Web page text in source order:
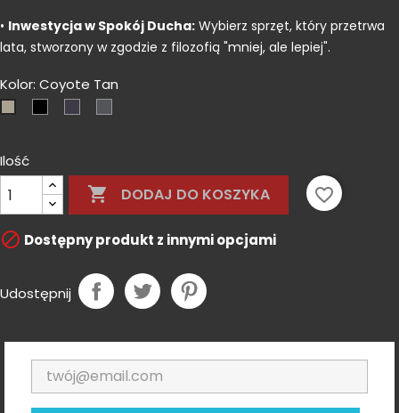
• Inwestycja w Spokój Ducha: Wybierz sprzęt, który przetrwa
lata, stworzony w zgodzie z filozofią "mniej, ale lepiej".
Kolor: Coyote Tan
Coyote
Ilość
 DODAJ DO KOSZYKA favorite_border
 Dostępny produkt z innymi opcjami
Udostępnij